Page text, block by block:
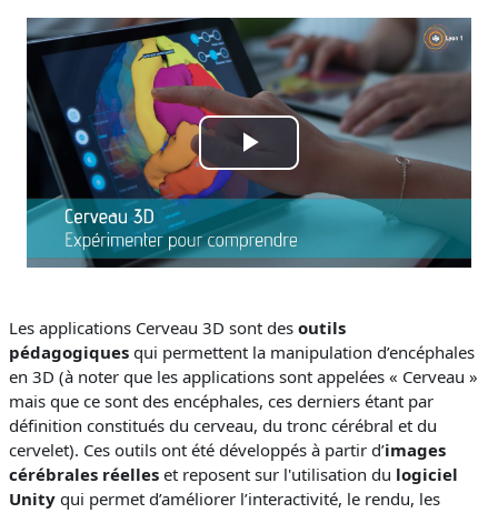
L
i
r
e
l
a
v
Les applications Cerveau 3D sont des outils
pédagogiques qui permettent la manipulation d’encéphales
en 3D (à noter que les applications sont appelées « Cerveau »
mais que ce sont des encéphales, ces derniers étant par
définition constitués du cerveau, du tronc cérébral et du
cervelet). Ces outils ont été développés à partir d’images
cérébrales réelles et reposent sur l'utilisation du logiciel
Unity qui permet d’améliorer l’interactivité, le rendu, les